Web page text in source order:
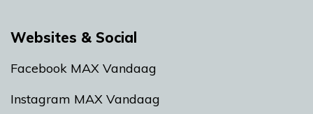
Websites & Social
Facebook MAX Vandaag
Instagram MAX Vandaag